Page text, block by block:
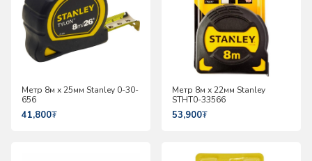
Метр 8м х 25мм Stanley 0-30-
656
41,800₮
Метр 8м х 22мм Stanley
STHT0-33566
53,900₮